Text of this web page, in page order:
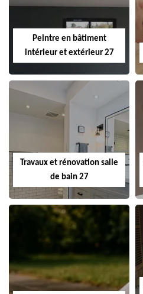
Peintre en bâtiment
intérieur et extérieur 27
Travaux et rénovation salle
de bain 27